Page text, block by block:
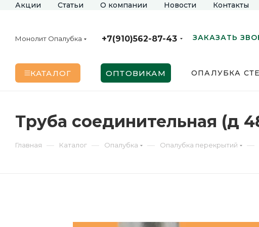
Акции Статьи О компании Новости Контакты
Монолит Опалубка +7(910)562-87-43 ЗАКАЗАТЬ
КАТАЛОГ ОПТОВИКАМ ОПАЛУБКА
Труба соединительная (д
Главная — Каталог — Опалубка — Опалубка перекрытий —